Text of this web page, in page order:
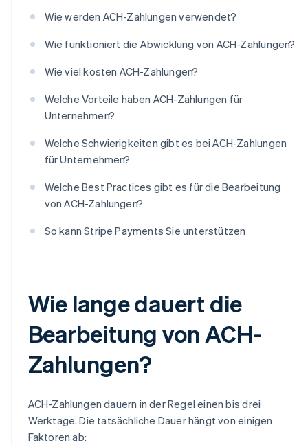
Wie werden ACH-Zahlungen verwendet?
Wie funktioniert die Abwicklung von ACH-Zahlungen?
Wie viel kosten ACH-Zahlungen?
Welche Vorteile haben ACH-Zahlungen für
Unternehmen?
Welche Schwierigkeiten gibt es bei ACH-Zahlungen
für Unternehmen?
Welche Best Practices gibt es für die Bearbeitung
von ACH-Zahlungen?
So kann Stripe Payments Sie unterstützen
Wie lange dauert die
Bearbeitung von ACH-
Zahlungen?
ACH-Zahlungen dauern in der Regel einen bis drei
Werktage. Die tatsächliche Dauer hängt von einigen
Faktoren ab: